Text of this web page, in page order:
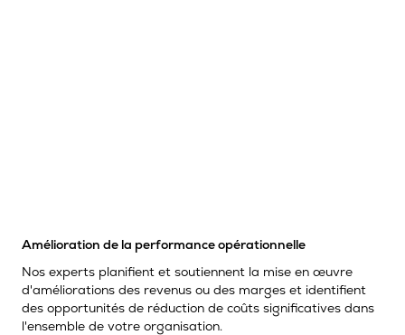
Amélioration de la performance opérationnelle
Nos experts planifient et soutiennent la mise en œuvre
d'améliorations des revenus ou des marges et identifient
des opportunités de réduction de coûts significatives dans
l'ensemble de votre organisation.